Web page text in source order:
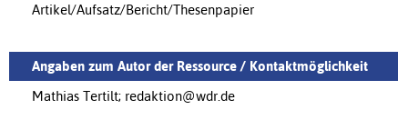
Artikel/Aufsatz/Bericht/Thesenpapier
Angaben zum Autor der Ressource / Kontaktmöglichkeit
Mathias Tertilt; redaktion@wdr.de